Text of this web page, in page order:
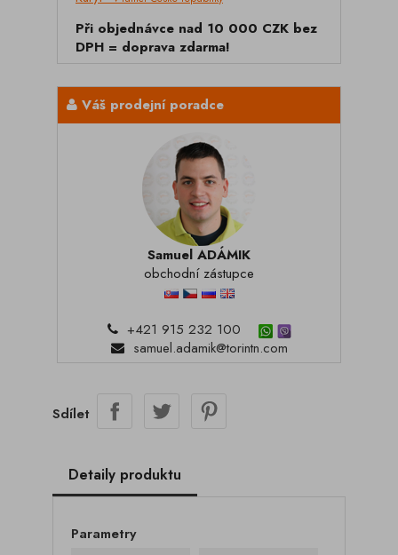
Při objednávce nad 10 000 CZK bez
DPH = doprava zdarma!
Váš prodejní poradce
Samuel ADÁMIK
obchodní zástupce
+421 915 232 100
samuel.adamik@torintn.com
Sdílet
Detaily produktu
Parametry